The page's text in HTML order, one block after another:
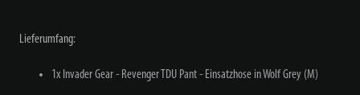
Lieferumfang:
1x Invader Gear - Revenger TDU Pant - Einsatzhose in Wolf Grey (M)